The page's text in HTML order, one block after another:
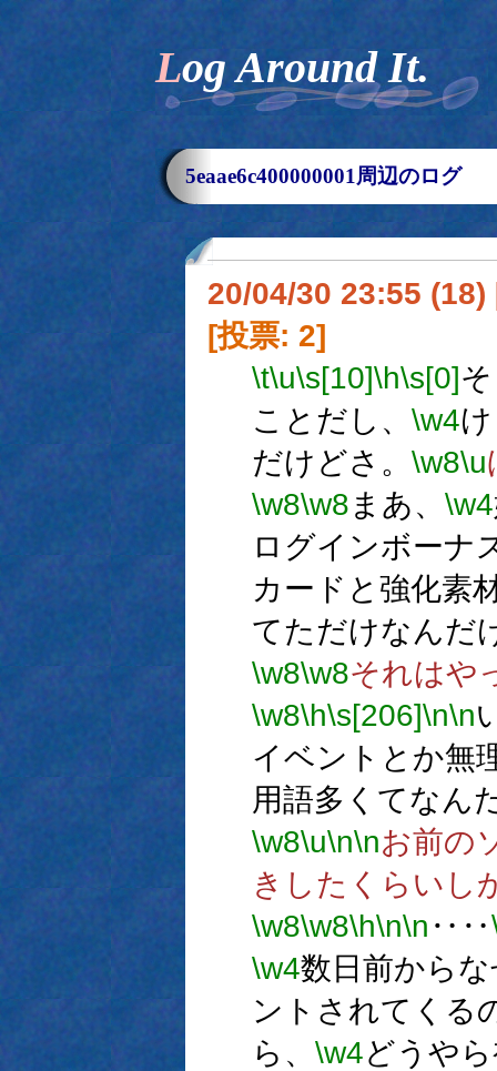
Log Around It.
5eaae6c400000001周辺のログ
20/04/30 23:55 (18)
[投票: 2]
\t\u\s[10]\h\s[0]
ことだし、 \w4
だけどさ。 \w8\u
\w8\w8まあ、 \w4
ログインボーナ
カードと強化素
てただけなんだ
\w8\w8それはや
\w8\h\s[206]\n\n
イベントとか無
用語多くてなん
\w8\u\n\nお前の
きしたくらいし
\w8\w8\h\n\n ‥‥
\w4数日前から
ントされてくる
ら、 \w4どうや